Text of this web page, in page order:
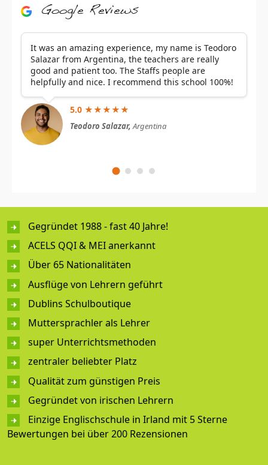
Google Reviews
It was an amazing experience, my name is Teodoro
Salazar from Argentina, the teachers are really
good and patient too. The Staffs people are
helpfully and nice. I recommend this school 100%!
5.0 ★★★★★
Teodoro Salazar,Argentina
Gegründet 1988 - fast 40 Jahre!
ACELS QQI & MEI anerkannt
Über 65 Nationalitäten
Ausflüge von Lehrern geführt
Dublins Schulboutique
Muttersprachler als Lehrer
super Unterrichtsmethoden
zentraler beliebter Platz
Qualität zum günstigen Preis
Gegründet von irischen Lehrern
Einzige Englischschule in Irland mit 5 Sterne
Bewertungen bei über 200 Rezensionen